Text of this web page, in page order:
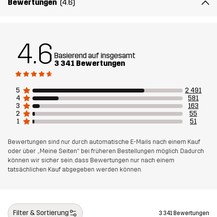
Gewicht 453g in Größe Medium
Entworfen für WANDERN ALLTAG
Artikelnummer 10189_2619
Bewertungen (4.6)
4.6 Basierend auf insgesamt
3 341 Bewertungen
5
2 491
4
581
3
163
2
55
1
51
Bewertungen sind nur durch automatische E-Mails nach einem Kauf
oder über „Meine Seiten“ bei früheren Bestellungen möglich. Dadurch
können wir sicher sein, dass Bewertungen nur nach einem
tatsächlichen Kauf abgegeben werden können.
Filter & Sortierung 3 341 Bewertungen